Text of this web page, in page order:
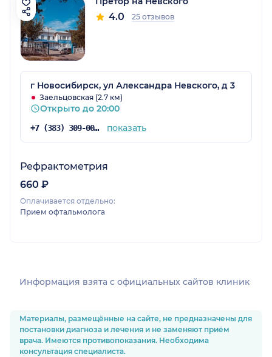
4.0 25 отзывов
г Новосибирск, ул Александра Невского, д 3
Заельцовская (2.7 км)
Открыто до 20:00
+7 (383) 309-00-00 показать
Рефрактометрия
660 ₽
Оплачивается отдельно:
Прием офтальмолога
Информация взята c официальных сайтов клиник
Материалы, размещённые на сайте, не предназначены для
постановки диагноза и лечения и не заменяют приём
врача. Имеются противопоказания. Необходима
консультация специалиста.